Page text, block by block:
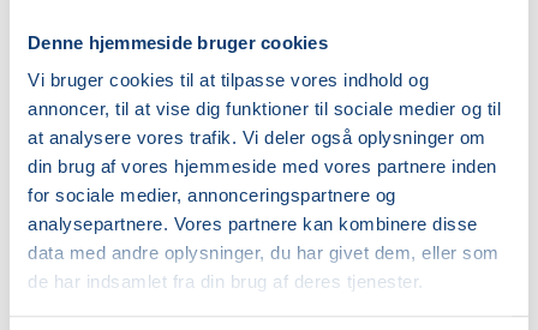
Denne hjemmeside bruger cookies
Vi bruger cookies til at tilpasse vores indhold og
annoncer, til at vise dig funktioner til sociale medier og til
at analysere vores trafik. Vi deler også oplysninger om
din brug af vores hjemmeside med vores partnere inden
for sociale medier, annonceringspartnere og
analysepartnere. Vores partnere kan kombinere disse
data med andre oplysninger, du har givet dem, eller som
de har indsamlet fra din brug af deres tjenester.
torsdag 29.10.2026, kl. 10.00 - 11.15
Antal mødegange
10mødegange
Adresse
Slagelse Hallen, Parkvej 33, 4200
, Slagelse
sidelokale/Gymnastiksal)
Se på kort